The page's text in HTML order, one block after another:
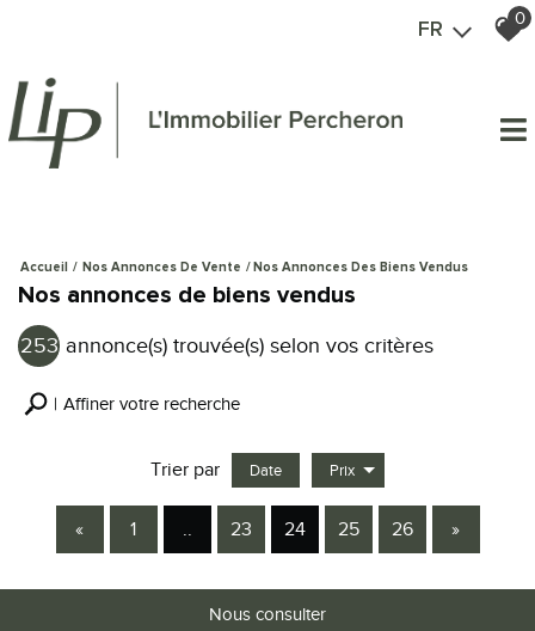
FR
0
Accueil Nos Annonces De Vente Nos Annonces Des Biens Vendus
Nos annonces de biens vendus
253 annonce(s) trouvée(s) selon vos critères
Affiner votre recherche
Trier par Date Prix
« 1 23 24 25 26 »
Nous consulter